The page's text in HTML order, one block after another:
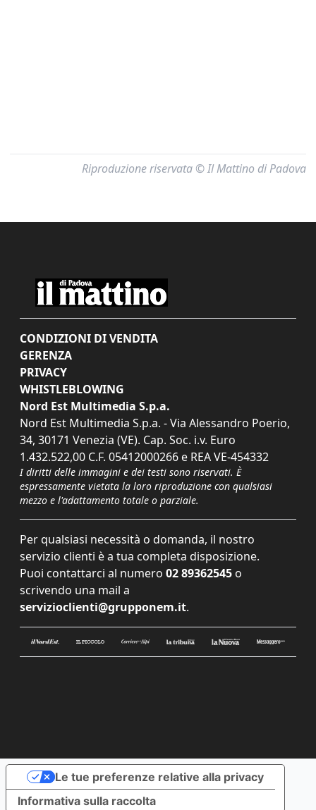
Riproduzione riservata © Il Mattino di Padova
CONDIZIONI DI VENDITA
GERENZA
PRIVACY
WHISTLEBLOWING
Nord Est Multimedia S.p.a.
Nord Est Multimedia S.p.a. - Via Alessandro Poerio,
34, 30171 Venezia (VE). Cap. Soc. i.v. Euro
1.432.522,00 C.F. 05412000266 e REA VE-454332
I diritti delle immagini e dei testi sono riservati. È
espressamente vietata la loro riproduzione con qualsiasi
mezzo e l'adattamento totale o parziale.
Per qualsiasi necessità o domanda, il nostro
servizio clienti è a tua completa disposizione.
Puoi contattarci al numero 02 89362545 o
scrivendo una mail a
servizioclienti@grupponem.it.
Informativa sulla raccolta
Le tue preferenze relative alla privacy